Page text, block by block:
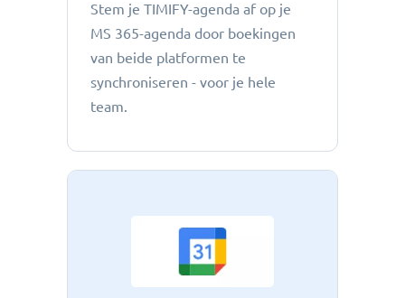
Stem je TIMIFY-agenda af op je
MS 365-agenda door boekingen
van beide platformen te
synchroniseren - voor je hele
team.